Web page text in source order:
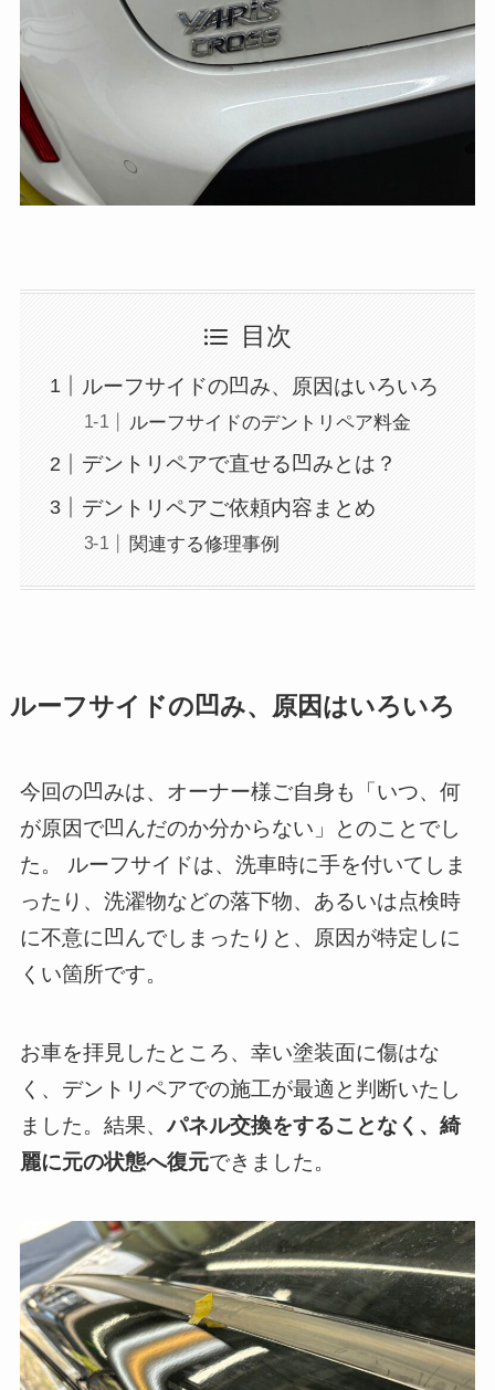
目次
ルーフサイドの凹み、原因はいろいろ
ルーフサイドのデントリペア料金
デントリペアで直せる凹みとは？
デントリペアご依頼内容まとめ
関連する修理事例
ルーフサイドの凹み、原因はいろいろ
今回の凹みは、オーナー様ご自身も「いつ、何
が原因で凹んだのか分からない」とのことでし
た。 ルーフサイドは、洗車時に手を付いてしま
ったり、洗濯物などの落下物、あるいは点検時
に不意に凹んでしまったりと、原因が特定しに
くい箇所です。
お車を拝見したところ、幸い塗装面に傷はな
く、デントリペアでの施工が最適と判断いたし
ました。結果、パネル交換をすることなく、綺
麗に元の状態へ復元できました。